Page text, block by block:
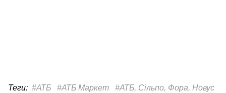
Теги: #АТБ #АТБ Маркет #АТБ, Сільпо, Фора, Новус